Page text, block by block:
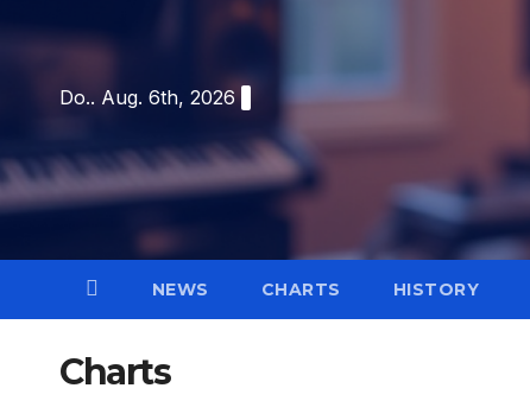
contentDo.. Aug. 6th, 2026
NEWS CHARTS HISTORY
Charts